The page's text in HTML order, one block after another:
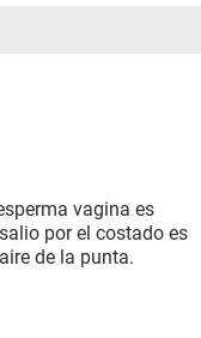
vagina es
por el costado es
de la punta.